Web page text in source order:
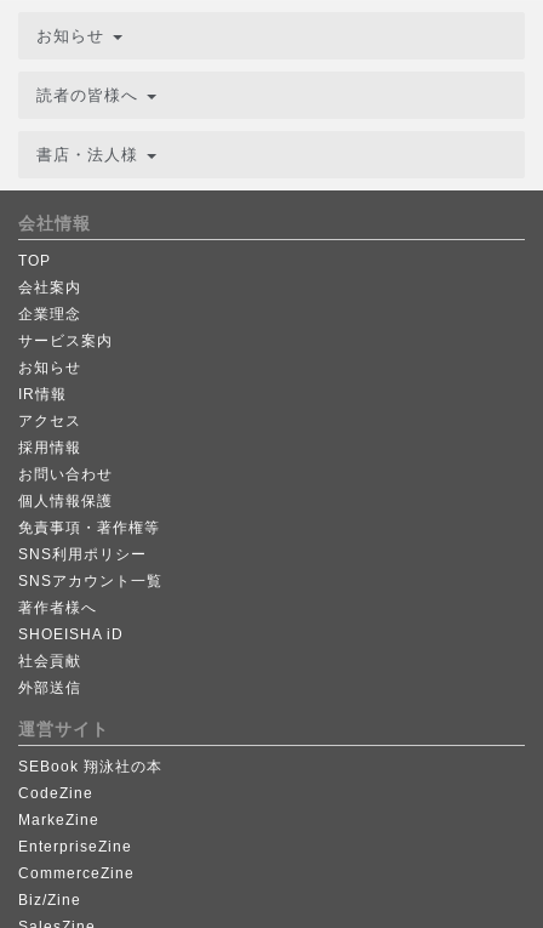
お知らせ
読者の皆様へ
書店・法人様
会社情報
TOP
会社案内
企業理念
サービス案内
お知らせ
IR情報
アクセス
採用情報
お問い合わせ
個人情報保護
免責事項・著作権等
SNS利用ポリシー
SNSアカウント一覧
著作者様へ
SHOEISHA iD
社会貢献
外部送信
運営サイト
SEBook 翔泳社の本
CodeZine
MarkeZine
EnterpriseZine
CommerceZine
Biz/Zine